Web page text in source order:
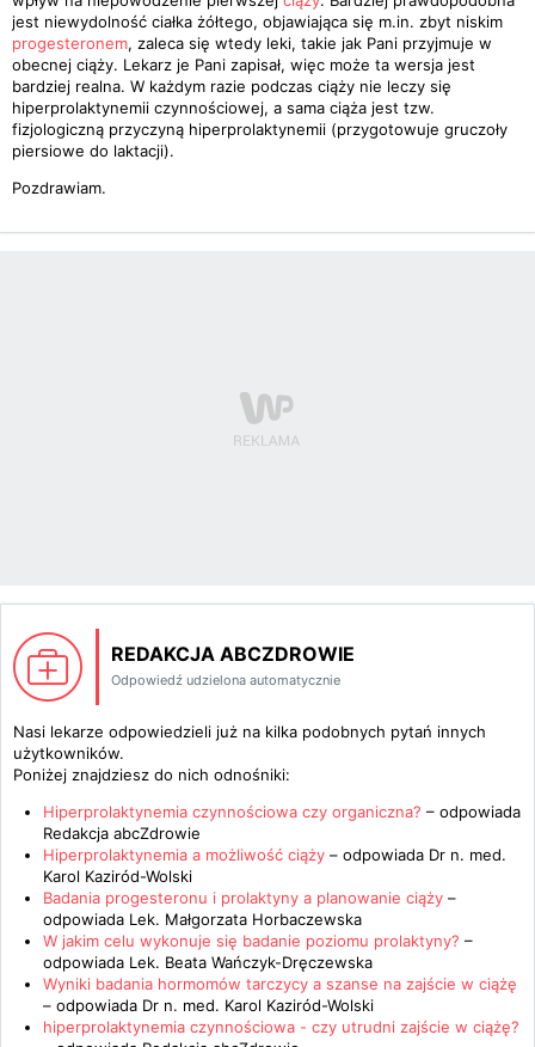
jest niewydolność ciałka żółtego, objawiająca się m.in. zbyt niskim
progesteronem, zaleca się wtedy leki, takie jak Pani przyjmuje w
obecnej ciąży. Lekarz je Pani zapisał, więc może ta wersja jest
bardziej realna. W każdym razie podczas ciąży nie leczy się
hiperprolaktynemii czynnościowej, a sama ciąża jest tzw.
fizjologiczną przyczyną hiperprolaktynemii (przygotowuje gruczoły
piersiowe do laktacji).
Pozdrawiam.
REDAKCJA ABCZDROWIE
Odpowiedź udzielona automatycznie
Nasi lekarze odpowiedzieli już na kilka podobnych pytań innych
użytkowników.
Poniżej znajdziesz do nich odnośniki:
Hiperprolaktynemia czynnościowa czy organiczna? – odpowiada
Redakcja abcZdrowie
Hiperprolaktynemia a możliwość ciąży – odpowiada Dr n. med.
Karol Kaziród-Wolski
Badania progesteronu i prolaktyny a planowanie ciąży –
odpowiada Lek. Małgorzata Horbaczewska
W jakim celu wykonuje się badanie poziomu prolaktyny? –
odpowiada Lek. Beata Wańczyk-Dręczewska
Wyniki badania hormomów tarczycy a szanse na zajście w ciążę
– odpowiada Dr n. med. Karol Kaziród-Wolski
hiperprolaktynemia czynnościowa - czy utrudni zajście w ciążę?